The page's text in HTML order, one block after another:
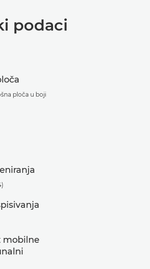
podaci
ploča u boji
mobilne